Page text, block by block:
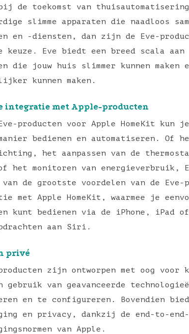
bij de toekomst van
slimme apparaten die naadloos
en -diensten, dan zijn de Eve-
keuze. Eve biedt een breed scala aan
die jouw huis slimmer kunnen
kunnen maken.
integratie met Apple-producten
producten voor Apple HomeKit kun
bedienen en automatiseren. Of
het aanpassen van de
het monitoren van energieverbruik,
de grootste voordelen van de Eve-
met Apple HomeKit, waarmee je
kunt bedienen via de iPhone, iPad
aan Siri.
privé
producten zijn ontworpen met oog
gebruik van geavanceerde
en te configureren. Bovendien
en privacy, dankzij de end-to-
van Apple.